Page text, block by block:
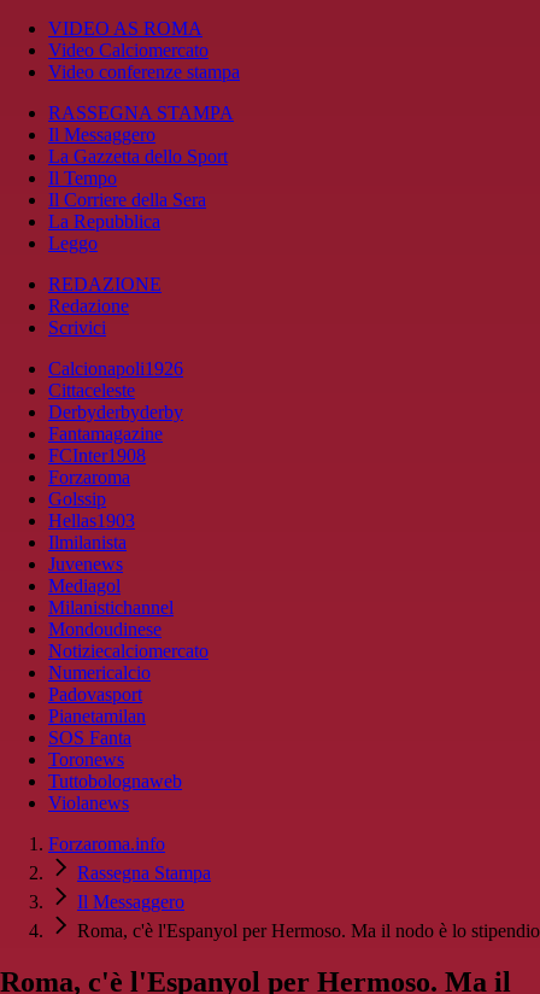
VIDEO AS ROMA
Video Calciomercato
Video conferenze stampa
RASSEGNA STAMPA
Il Messaggero
La Gazzetta dello Sport
Il Tempo
Il Corriere della Sera
La Repubblica
Leggo
REDAZIONE
Redazione
Scrivici
Calcionapoli1926
Cittaceleste
Derbyderbyderby
Fantamagazine
FCInter1908
Forzaroma
Golssip
Hellas1903
Ilmilanista
Juvenews
Mediagol
Milanistichannel
Mondoudinese
Notiziecalciomercato
Numericalcio
Padovasport
Pianetamilan
SOS Fanta
Toronews
Tuttobolognaweb
Violanews
Forzaroma.info
Rassegna Stampa
Il Messaggero
Roma, c'è l'Espanyol per Hermoso. Ma il nodo è lo stipendio
Roma, c'è l'Espanyol per Hermoso. Ma il